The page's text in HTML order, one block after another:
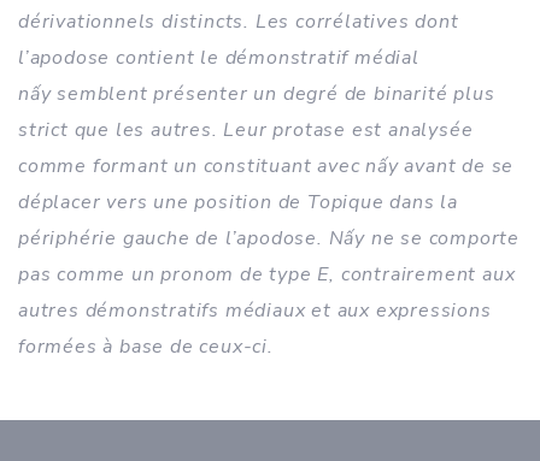
dérivationnels distincts. Les corrélatives dont
l’apodose contient le démonstratif médial
nấy semblent présenter un degré de binarité plus
strict que les autres. Leur protase est analysée
comme formant un constituant avec nấy avant de se
déplacer vers une position de Topique dans la
périphérie gauche de l’apodose. Nấy ne se comporte
pas comme un pronom de type E, contrairement aux
autres démonstratifs médiaux et aux expressions
formées à base de ceux-ci.